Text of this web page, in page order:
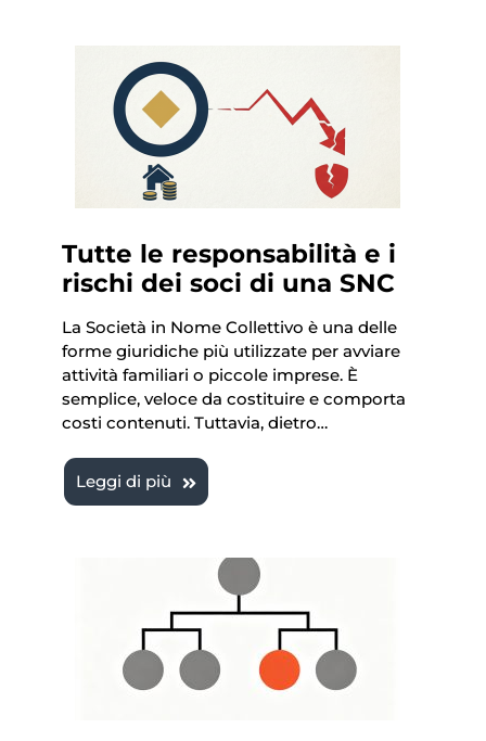
Tutte le responsabilità e i
rischi dei soci di una SNC
La Società in Nome Collettivo è una delle
forme giuridiche più utilizzate per avviare
attività familiari o piccole imprese. È
semplice, veloce da costituire e comporta
costi contenuti. Tuttavia, dietro…
Leggi di più